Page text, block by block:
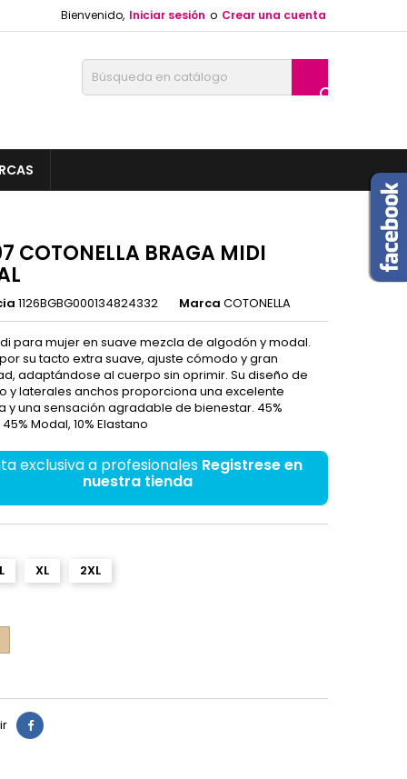
Bienvenido, Iniciar sesión o Crear una cuenta

COTONELLA BRAGA MIDI
1126BGBG000134824332 Marca COTONELLA
para mujer en suave mezcla de algodón y modal.
su tacto extra suave, ajuste cómodo y gran
adaptándose al cuerpo sin oprimir. Su diseño de
y laterales anchos proporciona una excelente
y una sensación agradable de bienestar. 45%
Modal, 10% Elastano
exclusiva a profesionales Registrese en
nuestra tienda
L XL 2XL